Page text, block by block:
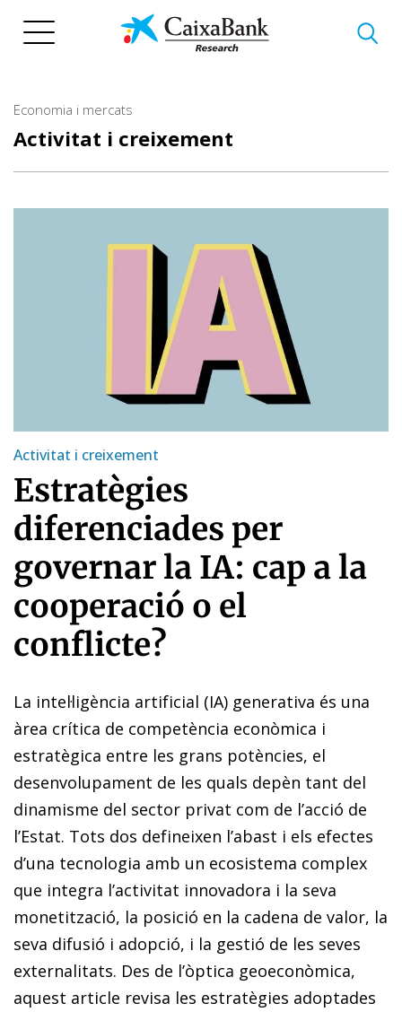
Economia i mercats
Activitat i creixement
Activitat i creixement
Estratègies
diferenciades per
governar la IA: cap a la
cooperació o el
conflicte?
La intel·ligència artificial (IA) generativa és una
àrea crítica de competència econòmica i
estratègica entre les grans potències, el
desenvolupament de les quals depèn tant del
dinamisme del sector privat com de l’acció de
l’Estat. Tots dos defineixen l’abast i els efectes
d’una tecnologia amb un ecosistema complex
que integra l’activitat innovadora i la seva
monetització, la posició en la cadena de valor, la
seva difusió i adopció, i la gestió de les seves
externalitats. Des de l’òptica geoeconòmica,
aquest article revisa les estratègies adoptades